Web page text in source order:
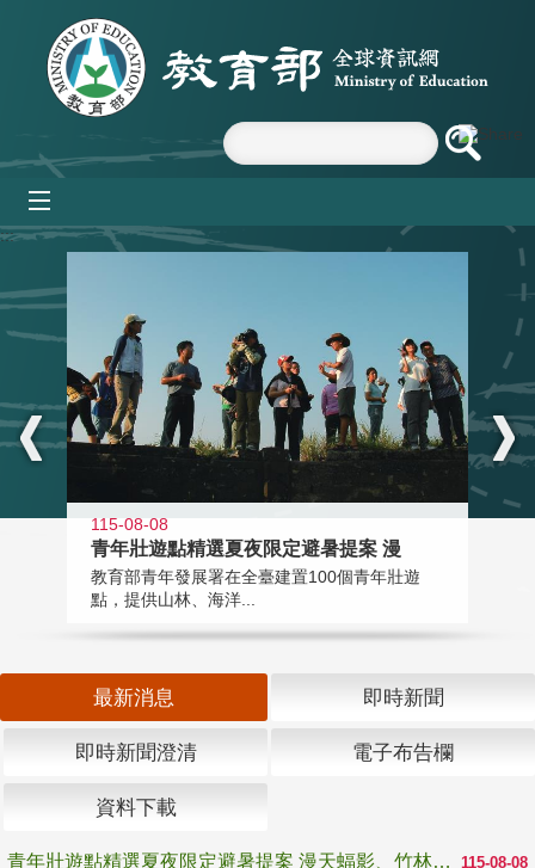
跳到主要內容區塊
:::
115-08-08
青年壯遊點精選夏夜限定避暑提案 漫
教育部青年發展署在全臺建置100個青年壯遊
點，提供山林、海洋...
最新消息 即時新聞
即時新聞澄清 電子布告欄
資料下載
115-08-08
青年壯遊點精選夏夜限定避暑提案 漫天蝠影、竹林尋蛙、茶香夜觀 邀青年暮色出發